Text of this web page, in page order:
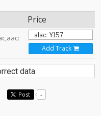
Price
Add Track
data
Post -